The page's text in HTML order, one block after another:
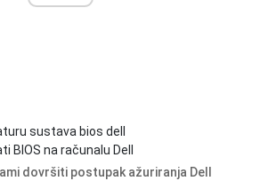
BIOS na računalu Dell
dovršiti postupak ažuriranja Dell